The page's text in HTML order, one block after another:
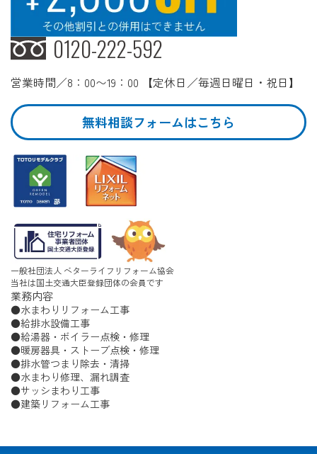
0120-222-592
営業時間／8：00〜19：00 【定休日／毎週日曜日・祝日】
無料相談フォームはこちら
一般社団法人 ベターライフリフォーム協会
当社は国土交通大臣登録団体の会員です
業務内容
水まわりリフォーム工事
給排水設備工事
給湯器・ボイラー点検・修理
暖房器具・ストーブ点検・修理
排水管つまり除去・清掃
水まわり修理、漏れ調査
サッシまわり工事
建築リフォーム工事